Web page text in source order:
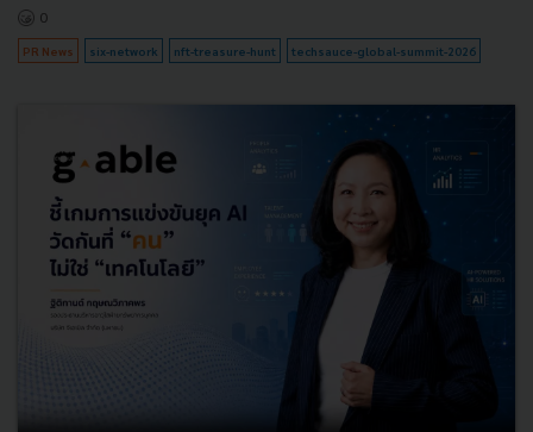
0
PR News six-network nft-treasure-hunt techsauce-global-summit-2026